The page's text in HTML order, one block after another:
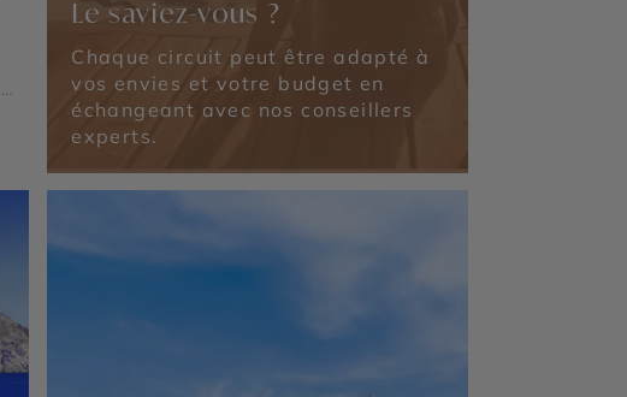
Le saviez-vous ?
Chaque circuit peut être adapté à
vos envies et votre budget en
échangeant avec nos conseillers
experts.